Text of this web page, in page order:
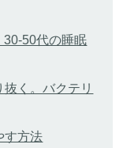
30-50代の睡眠
く。バクテリ
す方法